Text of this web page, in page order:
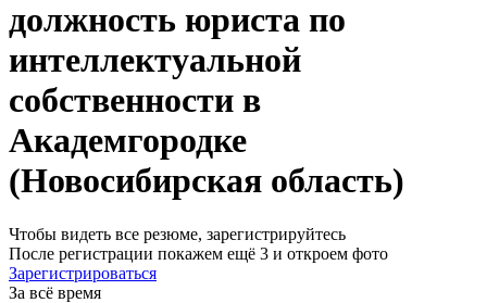
должность юриста по
интеллектуальной
собственности в
Академгородке
(Новосибирская область)
Чтобы видеть все резюме, зарегистрируйтесь
После регистрации покажем ещё 3 и откроем фото
Зарегистрироваться
За всё время